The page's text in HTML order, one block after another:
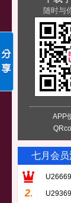
随时与
APP
七月会
2.